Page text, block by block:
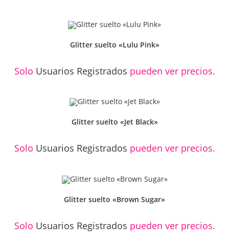
Glitter suelto «Lulu Pink»
Solo Usuarios Registrados pueden ver precios.
Glitter suelto «Jet Black»
Solo Usuarios Registrados pueden ver precios.
Glitter suelto «Brown Sugar»
Solo Usuarios Registrados pueden ver precios.